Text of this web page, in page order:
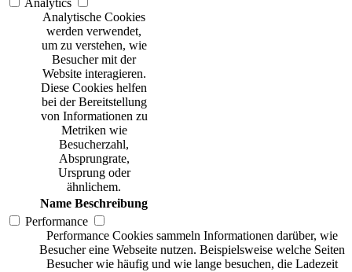
Analytics
Analytische Cookies
werden verwendet,
um zu verstehen, wie
Besucher mit der
Website interagieren.
Diese Cookies helfen
bei der Bereitstellung
von Informationen zu
Metriken wie
Besucherzahl,
Absprungrate,
Ursprung oder
ähnlichem.
Name Beschreibung
Performance
Performance Cookies sammeln Informationen darüber, wie
Besucher eine Webseite nutzen. Beispielsweise welche Seiten
Besucher wie häufig und wie lange besuchen, die Ladezeit